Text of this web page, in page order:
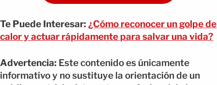
Te Puede Interesar: ¿Cómo reconocer un golpe de
calor y actuar rápidamente para salvar una vida?
Advertencia: Este contenido es únicamente
informativo y no sustituye la orientación de un